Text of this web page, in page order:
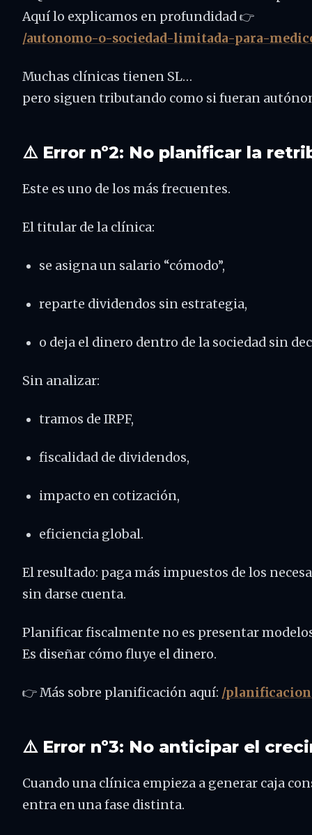
Aquí lo explicamos en profundidad 👉
/autonomo-o-sociedad-limitada-para-
Muchas clínicas tienen SL…
pero siguen tributando como si fueran
⚠️ Error nº2: No planificar la
Este es uno de los más frecuentes.
El titular de la clínica:
se asigna un salario “cómodo”,
reparte dividendos sin estrategia,
o deja el dinero dentro de la sociedad sin
Sin analizar:
tramos de IRPF,
fiscalidad de dividendos,
impacto en cotización,
eficiencia global.
El resultado: paga más impuestos de los
sin darse cuenta.
Planificar fiscalmente no es presentar
Es diseñar cómo fluye el dinero.
👉 Más sobre planificación aquí: /
⚠️ Error nº3: No anticipar el
Cuando una clínica empieza a generar caja
entra en una fase distinta.